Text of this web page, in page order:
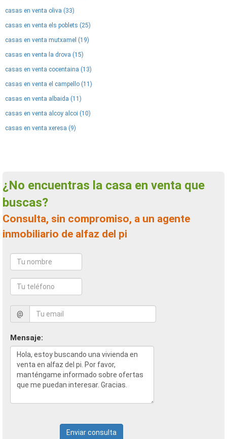
casas en venta oliva (33)
casas en venta els poblets (25)
casas en venta mutxamel (19)
casas en venta la drova (15)
casas en venta cocentaina (13)
casas en venta el campello (11)
casas en venta albaida (11)
casas en venta alcoy alcoi (10)
casas en venta xeresa (9)
¿No encuentras la casa en venta que
buscas?
Consulta, sin compromiso, a un agente
inmobiliario de alfaz del pi
@
Mensaje:
Enviar consulta